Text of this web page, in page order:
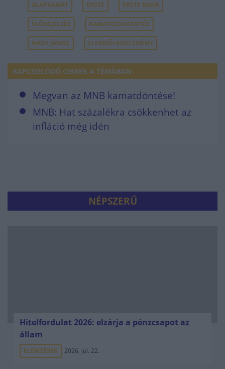
ALAPKAMAT ERSTE ERSTE BANK
ELŐREJELZÉS KAMATCSÖKKENTÉS
NAGY JÁNOS ELEMZŐI KÖZLEMÉNY
KAPCSOLÓDÓ CIKKEK A TÉMÁBAN
Megvan az MNB kamatdöntése!
MNB: Hat százalékra csökkenhet az
infláció még idén
NÉPSZERŰ
Hitelfordulat 2026: elzárja a pénzcsapot az
állam
ELEMZÉSEK 2026. júl. 22.